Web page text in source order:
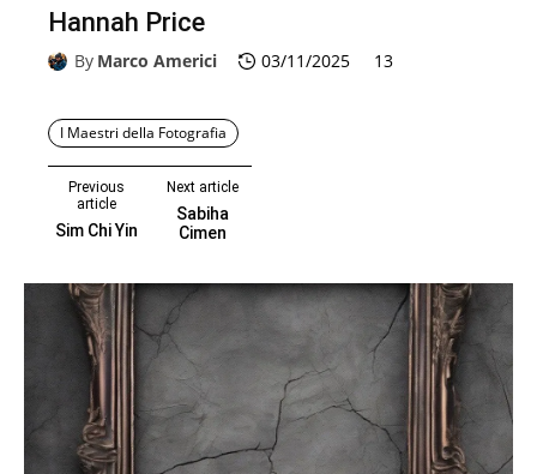
Hannah Price
By Marco Americi 03/11/2025 13
I Maestri della Fotografia
Previous
article
Sim Chi Yin
Next article
Sabiha
Cimen